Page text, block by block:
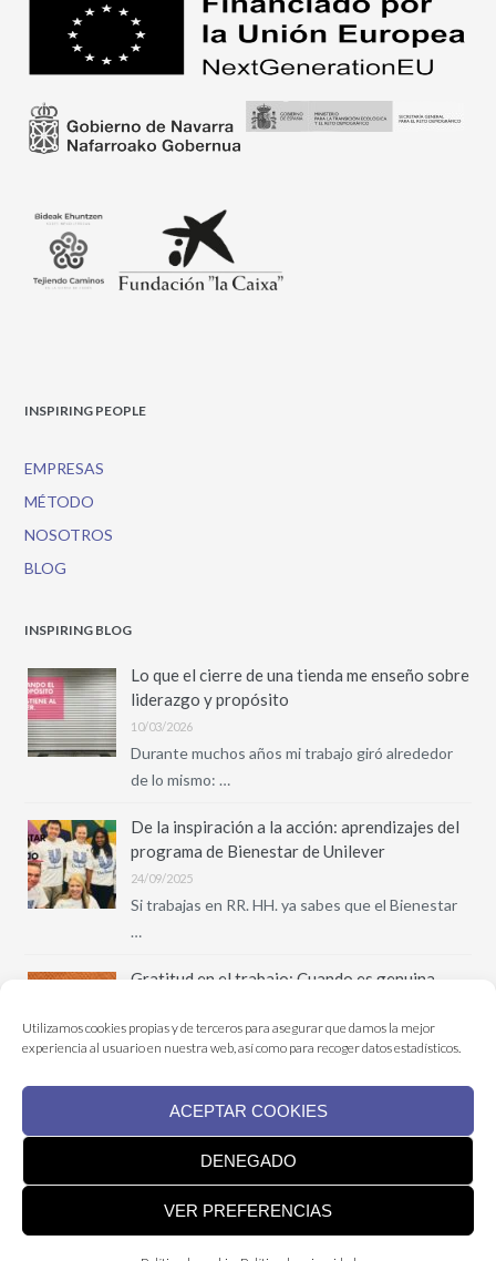
Utilizamos cookies propias y de terceros para asegurar que damos la mejor
experiencia al usuario en nuestra web, así como para recoger datos estadísticos.
ACEPTAR COOKIES
DENEGADO
VER PREFERENCIAS
INSPIRING PEOPLE
EMPRESAS
MÉTODO
NOSOTROS
BLOG
INSPIRING BLOG
Lo que el cierre de una tienda me enseño sobre
liderazgo y propósito
10/03/2026
Durante muchos años mi trabajo giró alrededor
de lo mismo: …
De la inspiración a la acción: aprendizajes del
programa de Bienestar de Unilever
24/09/2025
Si trabajas en RR. HH. ya sabes que el Bienestar
…
Gratitud en el trabajo: Cuando es genuina,
02/07/2025
¿Qué pasaría si te dijera que un simple "gracias"
puede …
Copyright©2026 UMANBI |Aviso legal|Política de privacidad|